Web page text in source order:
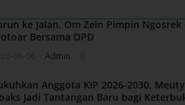
ke Jalan, Om Zein Pimpin
Bersama OPD
Admin
Anggota KIP 2026-2030,
Jadi Tantangan Baru bagi